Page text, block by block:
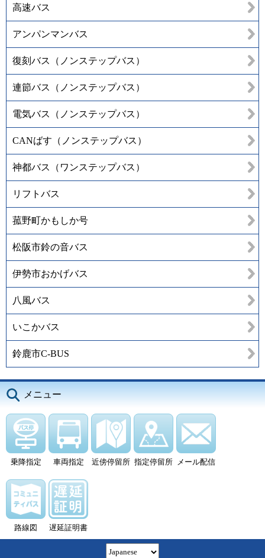
高速バス
アンパンマンバス
復刻バス（ノンステップバス）
連節バス（ノンステップバス）
電気バス（ノンステップバス）
CANばす（ノンステップバス）
神都バス（ワンステップバス）
リフトバス
菰野町かもしか号
松阪市鈴の音バス
伊勢市おかげバス
八風バス
いこかバス
鈴鹿市C-BUS
メニュー
乗降指定 車両指定 近傍停留所 指定停留所 メール配信
路線図 遅延証明書